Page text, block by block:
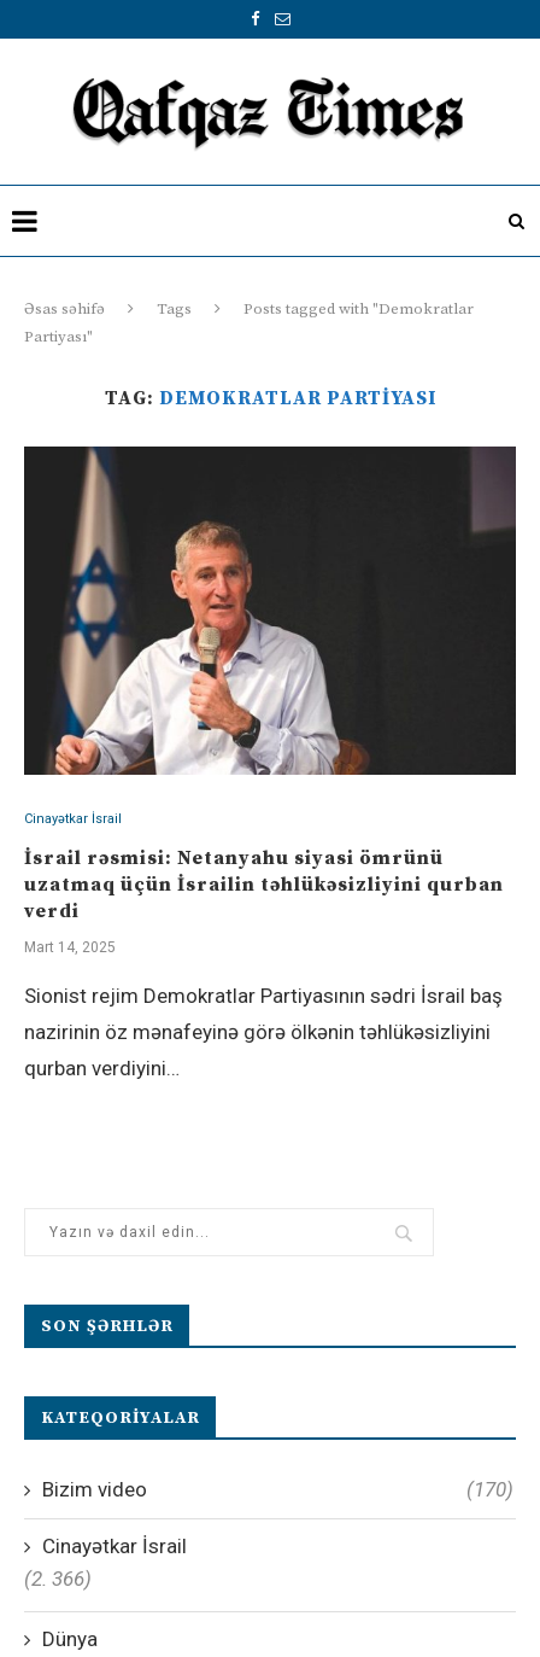
Əsas səhifə Tags
Posts tagged with "Demokratlar
Partiyası"
TAG: DEMOKRATLAR PARTIYASI
Cinayətkar İsrail
İsrail rəsmisi: Netanyahu siyasi ömrünü
uzatmaq üçün İsrailin təhlükəsizliyini qurban
verdi
Mart 14, 2025
Sionist rejim Demokratlar Partiyasının sədri İsrail baş
nazirinin öz mənafeyinə görə ölkənin təhlükəsizliyini
qurban verdiyini…
SON ŞƏRHLƏR
KATEQORIYALAR
Bizim video (170)
Cinayətkar İsrail
(2. 366)
Dünya